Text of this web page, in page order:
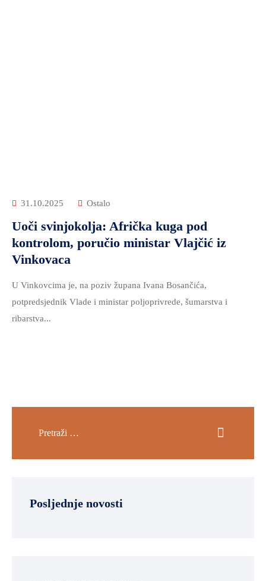
31.10.2025 Ostalo
Uoči svinjokolja: Afrička kuga pod
kontrolom, poručio ministar Vlajčić iz
Vinkovaca
U Vinkovcima je, na poziv župana Ivana Bosančića,
potpredsjednik Vlade i ministar poljoprivrede, šumarstva i
ribarstva...
Posljednje novosti